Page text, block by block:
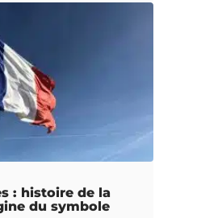
: histoire de la
du symbole